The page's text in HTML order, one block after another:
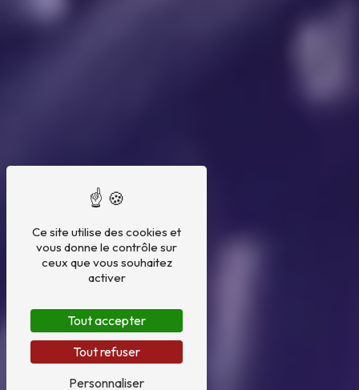
Ce site utilise des cookies et
vous donne le contrôle sur
ceux que vous souhaitez
activer
Tout accepter
Tout refuser
Personnaliser